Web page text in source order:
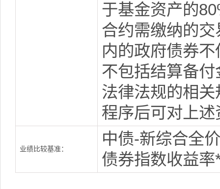
于基金资产的
合约需缴纳的
内的政府债券
不包括结算备
法律法规的相
程序后可对上
业绩比较基准：
中债-新综合全
债券指数收益